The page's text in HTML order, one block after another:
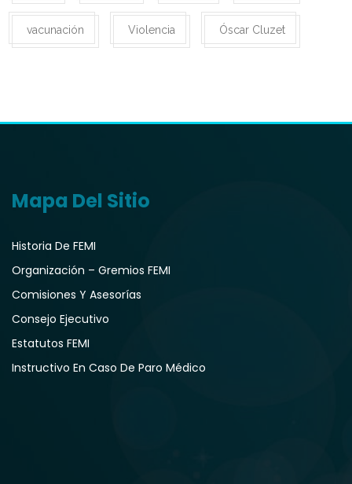
vacunación Violencia Óscar Cluzet
Mapa Del Sitio
Historia De FEMI
Organización – Gremios FEMI
Comisiones Y Asesorías
Consejo Ejecutivo
Estatutos FEMI
Instructivo En Caso De Paro Médico